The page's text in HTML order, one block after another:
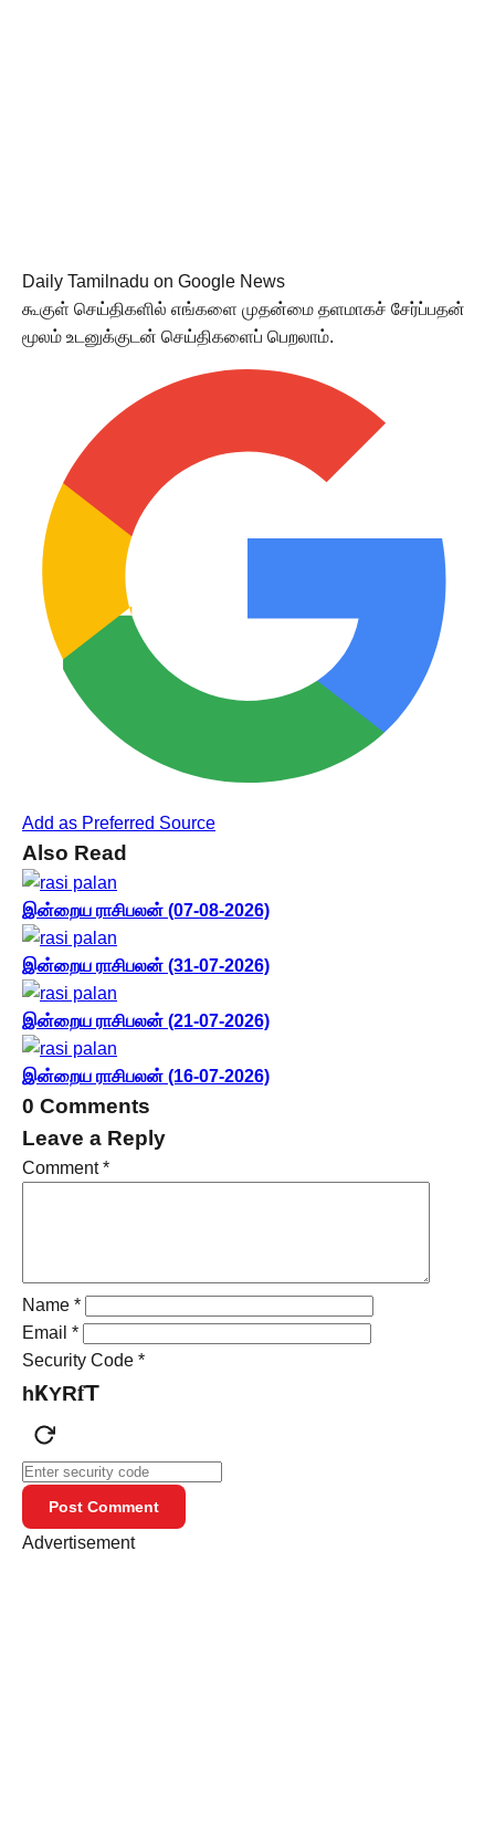
Daily Tamilnadu on Google News
கூகுள் செய்திகளில் எங்களை முதன்மை தளமாகச் சேர்ப்பதன்
மூலம் உடனுக்குடன் செய்திகளைப் பெறலாம்.
Add as Preferred Source
Also Read
இன்றைய ராசிபலன் (07-08-2026)
இன்றைய ராசிபலன் (31-07-2026)
இன்றைய ராசிபலன் (21-07-2026)
இன்றைய ராசிபலன் (16-07-2026)
0 Comments
Leave a Reply
Comment*
Name *
Email *
Security Code *
hKYRfT
Post Comment
Advertisement